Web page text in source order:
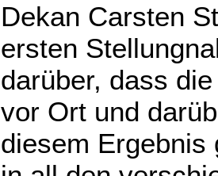
Dekan Carsten
ersten
darüber, dass
vor Ort und
diesem Ergebnis